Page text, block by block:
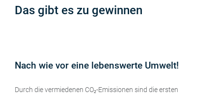
Das gibt es zu gewinnen
Nach wie vor eine lebenswerte Umwelt!
Durch die vermiedenen CO₂-Emissionen sind die ersten